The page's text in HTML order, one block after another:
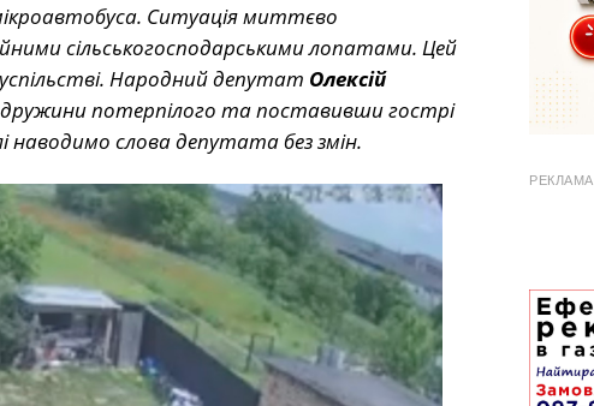
мікроавтобуса. Ситуація миттєво
сільськогосподарськими лопатами. Цей
Народний депутат Олексій
потерпілого та поставивши гострі
слова депутата без змін.
РЕКЛАМА